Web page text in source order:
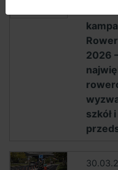
2026
szkół i